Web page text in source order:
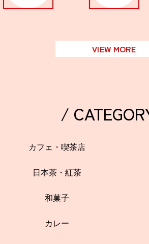
VIEW MORE
/
カフェ・喫茶店
日本茶・紅茶
和菓子
カレー